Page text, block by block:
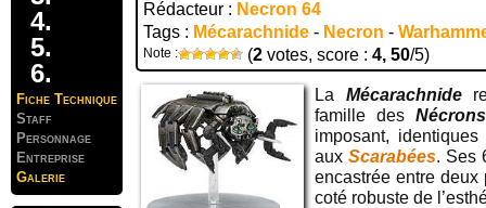
Fiche Technique
Staff
Personnage
Entreprise
Galerie
Rédacteur : Necron 64
Tags : Mécarachnide - Necron -
Note : (2 votes, score : 4, 50/5)
La Mécarachnide
famille des
imposant,
aux Scarabées. Ses
encastrée entre deux
coté robuste de